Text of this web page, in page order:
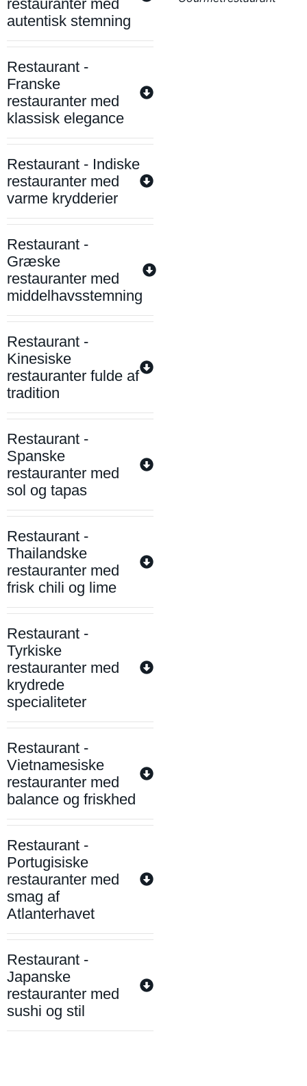
restauranter med
autentisk stemning
Restaurant -
Franske
restauranter med
klassisk elegance
Restaurant - Indiske
restauranter med
varme krydderier
Restaurant -
Græske
restauranter med
middelhavsstemning
Restaurant -
Kinesiske
restauranter fulde af
tradition
Restaurant -
Spanske
restauranter med
sol og tapas
Restaurant -
Thailandske
restauranter med
frisk chili og lime
Restaurant -
Tyrkiske
restauranter med
krydrede
specialiteter
Restaurant -
Vietnamesiske
restauranter med
balance og friskhed
Restaurant -
Portugisiske
restauranter med
smag af
Atlanterhavet
Restaurant -
Japanske
restauranter med
sushi og stil